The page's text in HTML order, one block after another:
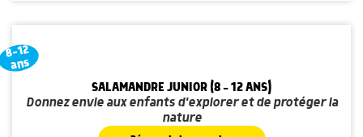
8-12
ans
SALAMANDRE JUNIOR (8 - 12 ANS)
Donnez envie aux enfants d'explorer et de protéger la
nature